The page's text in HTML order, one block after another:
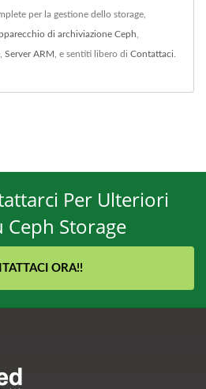
per la gestione dello storage,
di archiviazione Ceph
Server ARM , e sentiti libero di Contattaci
Per Ulteriori
Storage
ORA!!